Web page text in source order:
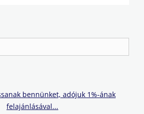
bennünket, adójuk 1%-ának
felajánlásával...